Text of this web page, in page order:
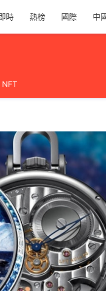
時 熱榜 國際 中
NFT